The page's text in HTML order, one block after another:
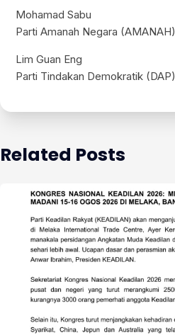
Mohamad Sabu
Parti Amanah Negara (AMANAH)
Lim Guan Eng
Parti Tindakan Demokratik (DAP)
Related Posts